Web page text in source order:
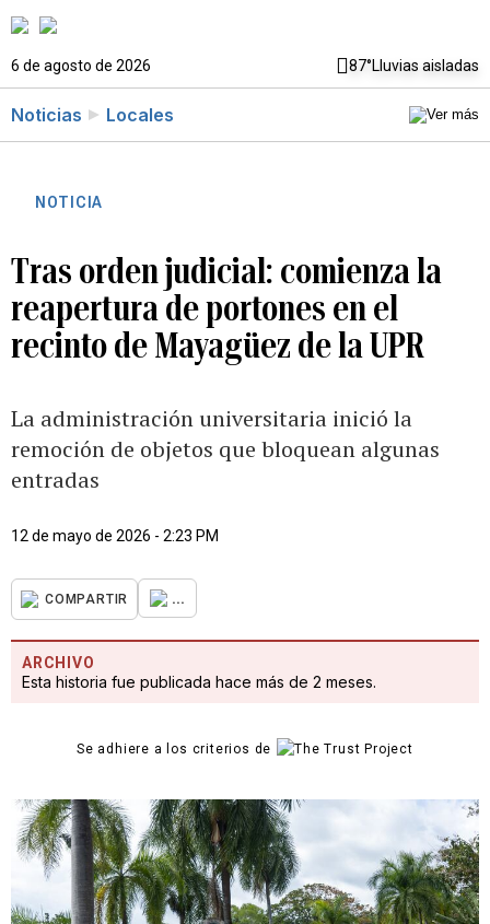
6 de agosto de 2026 87°Lluvias aisladas
Noticias Locales
NOTICIA
Tras orden judicial: comienza la
reapertura de portones en el
recinto de Mayagüez de la UPR
La administración universitaria inició la
remoción de objetos que bloquean algunas
entradas
12 de mayo de 2026 - 2:23 PM
COMPARTIR ...
ARCHIVO
Esta historia fue publicada hace más de 2 meses.
Se adhiere a los criterios de